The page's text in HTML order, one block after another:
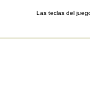
Las teclas del